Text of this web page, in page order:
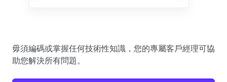
毋須編碼或掌握任何技術性知識，您的專屬客戶經理可協
助您解決所有問題。